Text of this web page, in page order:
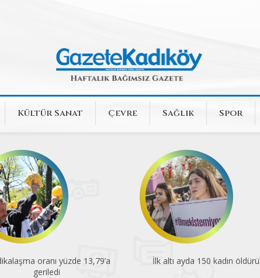
Kültür Sanat Çevre Sağlık Spor
oranı yüzde 13,79’a
geriledi
İlk altı ayda 150 kadın